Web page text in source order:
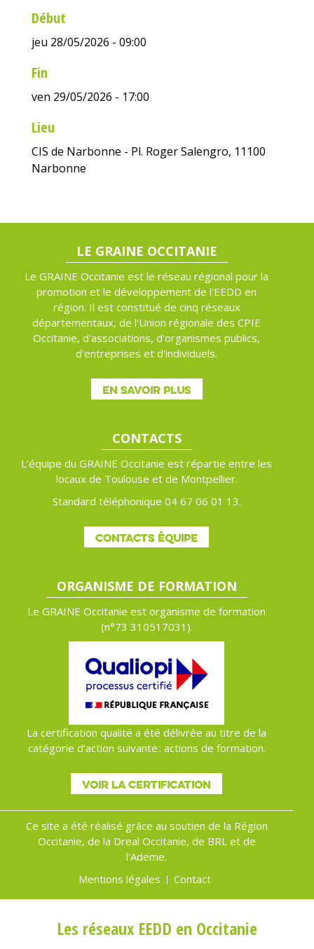
Début
jeu 28/05/2026 - 09:00
Fin
ven 29/05/2026 - 17:00
Lieu
CIS de Narbonne - Pl. Roger Salengro, 11100
Narbonne
LE GRAINE OCCITANIE
Le GRAINE Occitanie est le réseau régional pour la
promotion et le développement de l'EEDD en
région. Il est constitué de cinq réseaux
départementaux, de l'Union régionale des CPIE
Occitanie, d'associations, d'organismes publics,
d'entreprises et d'individuels.
EN SAVOIR PLUS
CONTACTS
L’équipe du GRAINE Occitanie est répartie entre les
locaux de Toulouse et de Montpellier.
Standard téléphonique 04 67 06 01 13.
CONTACTS ÉQUIPE
ORGANISME DE FORMATION
Le GRAINE Occitanie est organisme de formation
(n°73 310517031).
La certification qualité a été délivrée au titre de la
catégorie d’action suivante : actions de formation.
VOIR LA CERTIFICATION
Ce site a été réalisé grâce au soutien de la Région
Occitanie, de la Dreal Occitanie, de BRL et de
l'Ademe.
Menu
Mentions légales Contact
Les réseaux EEDD en Occitanie